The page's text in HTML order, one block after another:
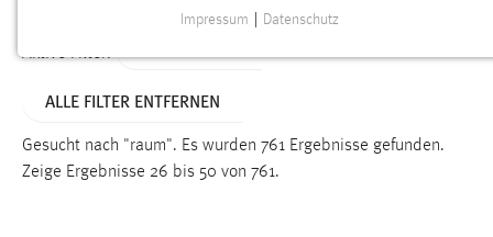
Aktive Filter:
ALLE FILTER ENTFERNEN
Gesucht nach "raum". Es wurden 761 Ergebnisse gefunden.
Zeige Ergebnisse 26 bis 50 von 761.
Funktionen und sind für die einwandfreie Funktion der
Einverständnis
Impressum Datenschutz